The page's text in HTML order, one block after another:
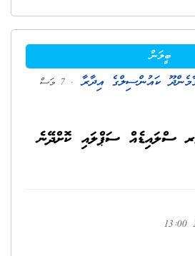
ބީލަން
ކައުންސިލްގެ އިދާރާ
. 7 މަސް
ސްލައިޑެއް ސަޕްލައި ކޮށްދޭނެ